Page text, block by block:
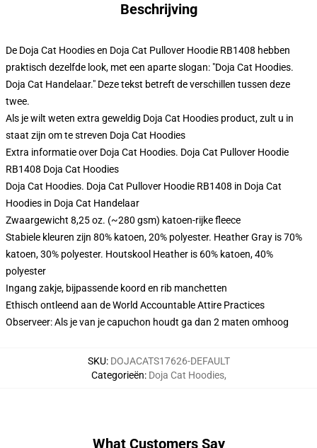
Beschrijving
De Doja Cat Hoodies en Doja Cat Pullover Hoodie RB1408 hebben
praktisch dezelfde look, met een aparte slogan: "Doja Cat Hoodies.
Doja Cat Handelaar." Deze tekst betreft de verschillen tussen deze
twee.
Als je wilt weten extra geweldig Doja Cat Hoodies product, zult u in
staat zijn om te streven Doja Cat Hoodies
Extra informatie over Doja Cat Hoodies. Doja Cat Pullover Hoodie
RB1408 Doja Cat Hoodies
Doja Cat Hoodies. Doja Cat Pullover Hoodie RB1408 in Doja Cat
Hoodies in Doja Cat Handelaar
Zwaargewicht 8,25 oz. (~280 gsm) katoen-rijke fleece
Stabiele kleuren zijn 80% katoen, 20% polyester. Heather Gray is 70%
katoen, 30% polyester. Houtskool Heather is 60% katoen, 40%
polyester
Ingang zakje, bijpassende koord en rib manchetten
Ethisch ontleend aan de World Accountable Attire Practices
Observeer: Als je van je capuchon houdt ga dan 2 maten omhoog
SKU: DOJACATS17626-DEFAULT
Categorieën: Doja Cat Hoodies,
What Customers Say